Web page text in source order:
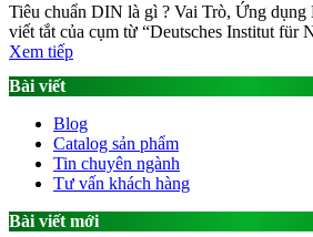
Tiêu chuẩn DIN là gì ? Vai Trò, Ứng
viết tắt của cụm từ “Deutsches Institut für
Xem tiếp
Bài viết
Blog
Catalog sản phẩm
Tin chuyên ngành
Tư vấn khách hàng
Bài viết mới